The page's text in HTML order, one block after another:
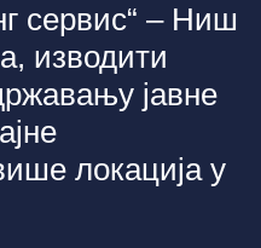
сервис“ – Ниш
изводити
јавне
локација у